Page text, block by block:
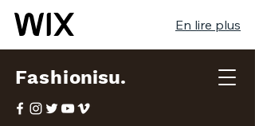
En lire plus